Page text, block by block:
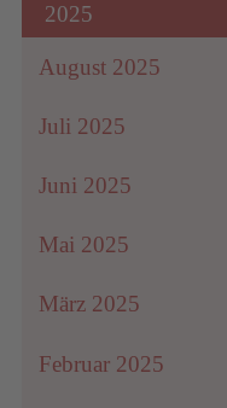
2025
August 2025
Juli 2025
Juni 2025
Mai 2025
März 2025
Februar 2025